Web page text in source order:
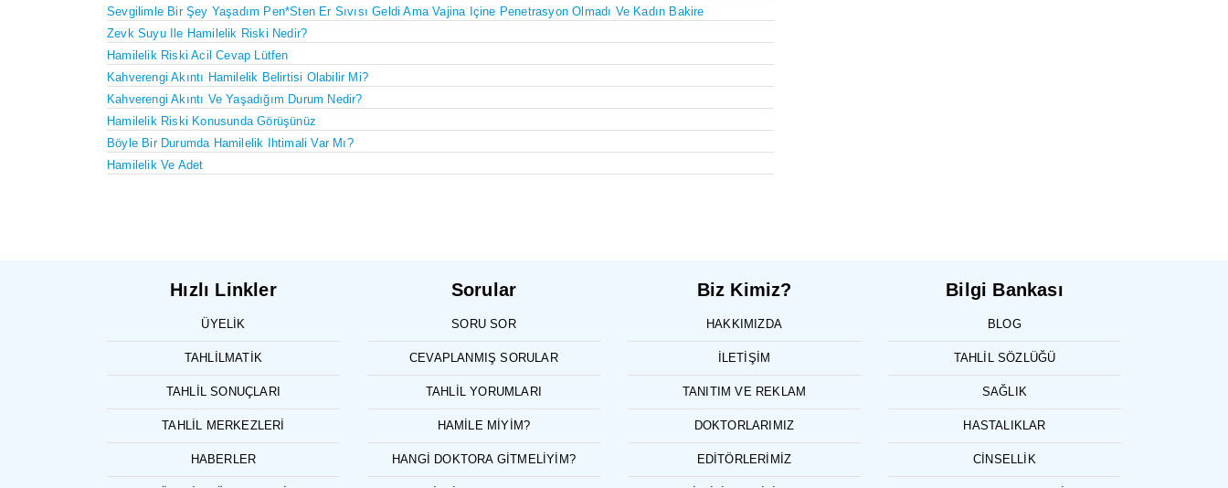
Sevgilimle Bir Şey Yaşadım Pen*sten Er Sıvısı Geldi Ama Vajina Içine Penetrasyon Olmadı Ve Kadın Bakire
Zevk Suyu Ile Hamilelik Riski Nedir?
Hamilelik Riski Acil Cevap Lütfen
Kahverengi Akıntı Hamilelik Belirtisi Olabilir Mi?
Kahverengi Akıntı Ve Yaşadığım Durum Nedir?
Hamilelik Riski Konusunda Görüşünüz
Böyle Bir Durumda Hamilelik Ihtimali Var Mı?
Hamilelik Ve Adet
Hızlı Linkler
ÜYELIK
TAHLILMATIK
TAHLIL SONUÇLARI
TAHLIL MERKEZLERI
HABERLER
Sorular
SORU SOR
CEVAPLANMIŞ SORULAR
TAHLIL YORUMLARI
HAMILE MIYIM?
HANGI DOKTORA GITMELIYIM?
Biz Kimiz?
HAKKIMIZDA
İLETIŞIM
TANITIM VE REKLAM
DOKTORLARIMIZ
EDITÖRLERIMIZ
Bilgi Bankası
BLOG
TAHLIL SÖZLÜĞÜ
SAĞLIK
HASTALIKLAR
CINSELLIK